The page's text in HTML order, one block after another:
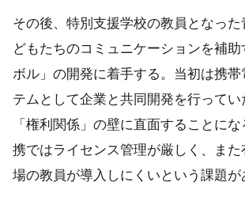
その後、特別支援学校の教員となっ
どもたちのコミュニケーションを補
ボル」の開発に着手する。当初は携帯
テムとして企業と共同開発を行って
「権利関係」の壁に直面することに
携ではライセンス管理が厳しく、ま
場の教員が導入しにくいという課題が